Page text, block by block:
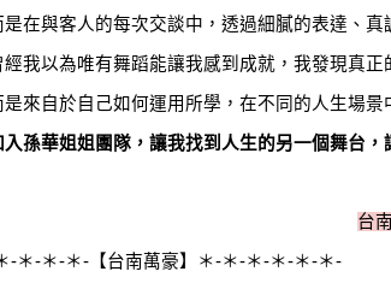
是在與客人的每次交談中，透過細膩的表達、真
經我以為唯有舞蹈能讓我感到成就，我發現真正
是來自於自己如何運用所學，在不同的人生場景
入孫華姐姐團隊，讓我找到人生的另一個舞台
台
-＊-＊-＊-【台南萬豪】＊-＊-＊-＊-＊-＊-